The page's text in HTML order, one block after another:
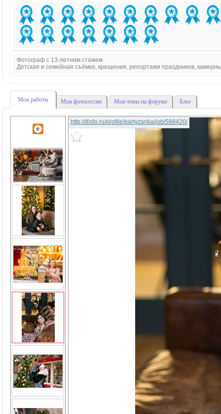
Фотограф с 13-летним стажем
Детская и семейная съёмка, крещения, репортажи праздников,
Мои работы Мои фотосессии Мои темы на форуме Блог
http://disfo.ru/profile/partyzanka/job/588420/